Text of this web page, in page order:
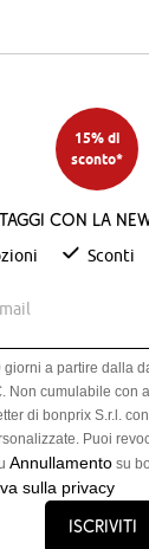
15% di
sconto*
con la
Sconti
giorni a partire dalla
Non cumulabile con
di bonprix S.r.l.
Puoi
Annullamento su
sulla privacy
Iscriviti